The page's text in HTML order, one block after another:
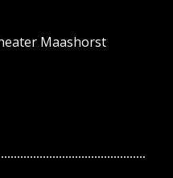
Maashorst